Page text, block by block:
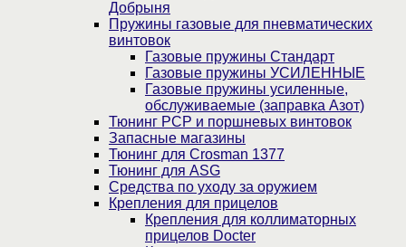
Добрыня
Пружины газовые для пневматических
винтовок
Газовые пружины Стандарт
Газовые пружины УСИЛЕННЫЕ
Газовые пружины усиленные,
обслуживаемые (заправка Азот)
Тюнинг PCP и поршневых винтовок
Запасные магазины
Тюнинг для Crosman 1377
Тюнинг для ASG
Средства по уходу за оружием
Крепления для прицелов
Крепления для коллиматорных
прицелов Docter